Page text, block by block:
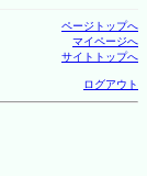
ページトップへ
マイページへ
サイトトップへ
ログアウト